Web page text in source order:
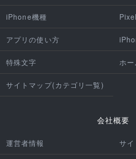
iPhone機種
アプリの使い方
特殊文字 ホ
サイトマップ(カテゴリ一覧)
会社概要
運営者情報 サ